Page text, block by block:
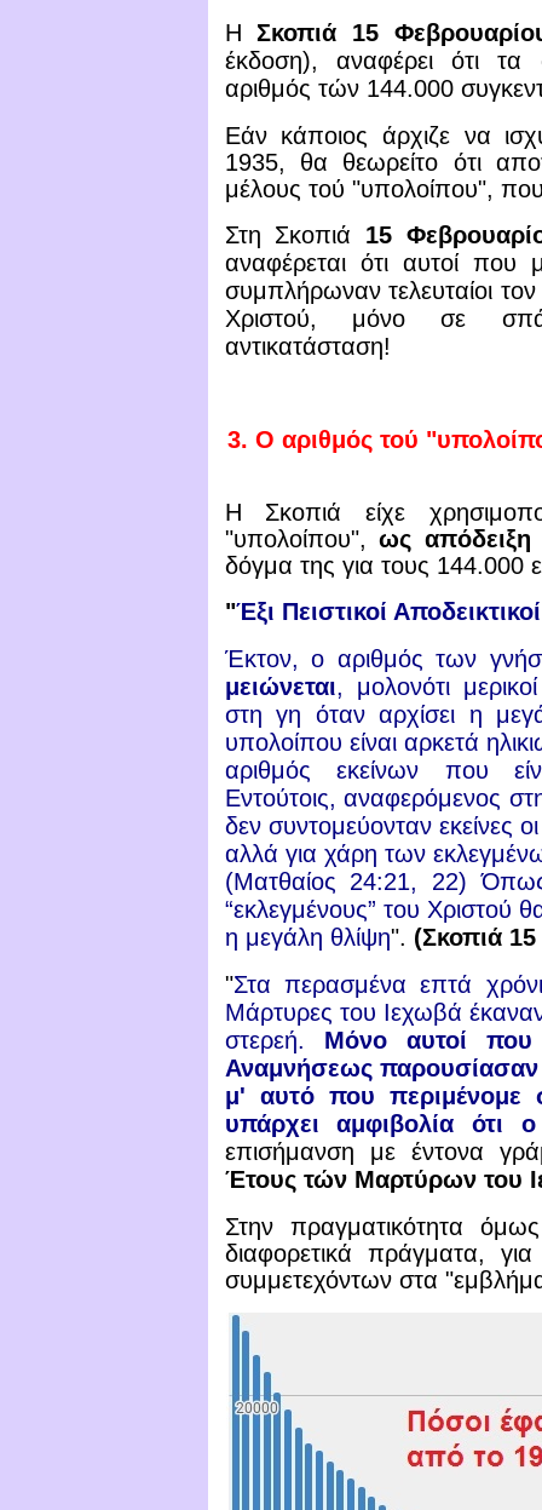
ΗΣκοπιά 15
έκδοση), αναφέρει ότι τα
αριθμός τών 144.000
Εάν κάποιος άρχιζε να
1935, θα θεωρείτο ότι
μέλους τού "υπολοίπου",
Στη Σκοπιά 15
αναφέρεται ότι αυτοί
συμπλήρωναν τελευταίοι
Χριστού, μόνο σε
αντικατάσταση!
3. Ο αριθμός τού
Η Σκοπιά είχε
"υπολοίπου",ως απόδειξη
δόγμα της για τους 144.000
"Έξι Πειστικοί
Έκτον, ο αριθμός των
μειώνεται, μολονότι
στη γη όταν αρχίσει η
υπολοίπου είναι αρκετά
αριθμός εκείνων που
Εντούτοις, αναφερόμενος
δεν συντομεύονταν εκείνες
αλλά για χάρη των
(Ματθαίος 24:21, 22) Όπως
“εκλεγμένους” του Χριστού
η μεγάλη θλίψη". (Σκοπιά
"Στα περασμένα επτά
Μάρτυρες του Ιεχωβά
στερεή. Μόνο αυτοί που
Αναμνήσεως
μ' αυτό που περιμένομε
υπάρχει αμφιβολία ότι
επισήμανση με έντονα
Έτους τών Μαρτύρων του
Στην πραγματικότητα
διαφορετικά πράγματα,
συμμετεχόντων στα